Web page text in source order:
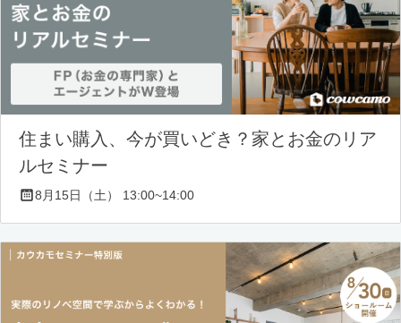
住まい購入、今が買いどき？家とお金のリア
ルセミナー
8月15日（土） 13:00~14:00